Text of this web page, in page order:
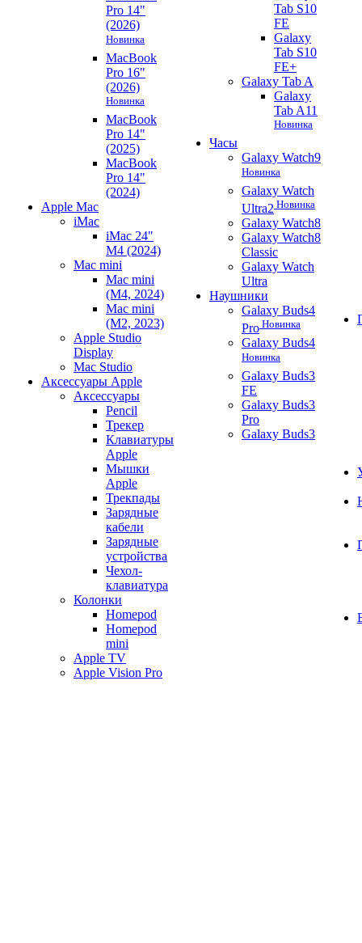
Pro 14"
(2026)
Новинка
MacBook
Pro 16"
(2026)
Новинка
MacBook
Pro 14"
(2025)
MacBook
Pro 14"
(2024)
Apple Mac
iMac
iMac 24"
M4 (2024)
Mac mini
Mac mini
(M4, 2024)
Mac mini
(M2, 2023)
Apple Studio
Display
Mac Studio
Аксессуары Apple
Аксессуары
Pencil
Трекер
Клавиатуры
Apple
Мышки
Apple
Трекпады
Зарядные
кабели
Зарядные
устройства
Чехол-
клавиатура
Колонки
Homepod
Homepod
mini
Apple TV
Apple Vision Pro
Tab S10
FE
Galaxy
Tab S10
FE+
Galaxy Tab A
Galaxy
Tab A11
Новинка
Часы
Galaxy Watch9
Новинка
Galaxy Watch
Ultra2 Новинка
Galaxy Watch8
Galaxy Watch8
Classic
Galaxy Watch
Ultra
Наушники
Galaxy Buds4
Pro Новинка
Galaxy Buds4
Новинка
Galaxy Buds3
FE
Galaxy Buds3
Pro
Galaxy Buds3